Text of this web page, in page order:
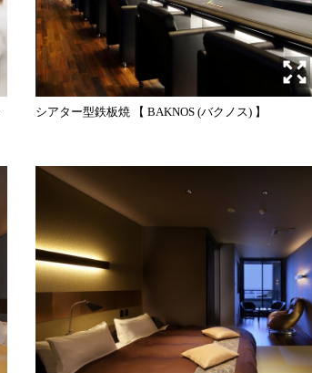
シアター型鉄板焼 【 BAKNOS (バクノス) 】